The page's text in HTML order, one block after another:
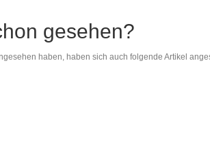
gesehen?
haben, haben sich auch folgende Artikel